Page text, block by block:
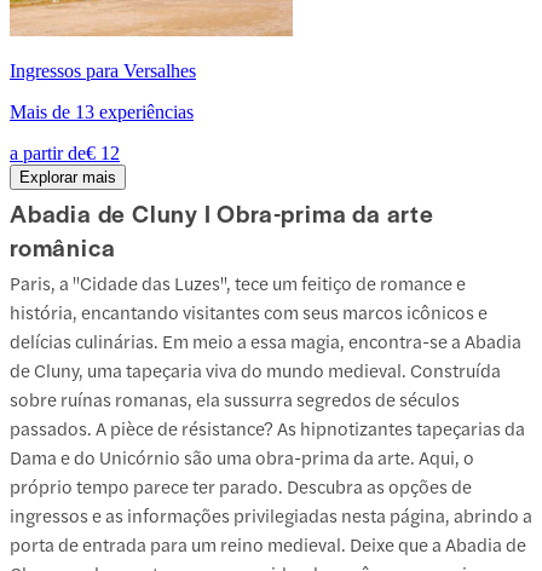
Ingressos para Versalhes
Mais de 13 experiências
a partir de€ 12
Explorar mais
Abadia de Cluny I Obra-prima da arte
românica
Paris, a "Cidade das Luzes", tece um feitiço de romance e
história, encantando visitantes com seus marcos icônicos e
delícias culinárias. Em meio a essa magia, encontra-se a Abadia
de Cluny, uma tapeçaria viva do mundo medieval. Construída
sobre ruínas romanas, ela sussurra segredos de séculos
passados. A pièce de résistance? As hipnotizantes tapeçarias da
Dama e do Unicórnio são uma obra-prima da arte. Aqui, o
próprio tempo parece ter parado. Descubra as opções de
ingressos e as informações privilegiadas nesta página, abrindo a
porta de entrada para um reino medieval. Deixe que a Abadia de